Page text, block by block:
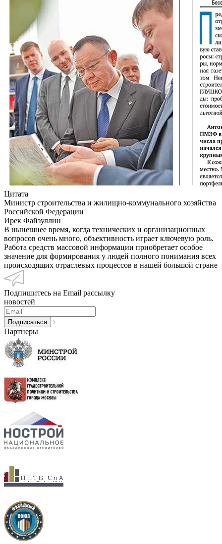
Цитата
Министр строительства и жилищно-коммунального хозяйства
Российской Федерации
Ирек Файзуллин
В нынешнее время, когда технических и организационных
вопросов очень много, объективность играет ключевую роль.
Работа средств массовой информации приобретает особое
значение для формирования у людей полного понимания всех
происходящих отраслевых процессов в нашей большой стране
Подпишитесь на Email рассылку
новостей
Партнеры